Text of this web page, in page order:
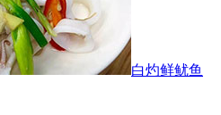
白灼鲜鱿鱼